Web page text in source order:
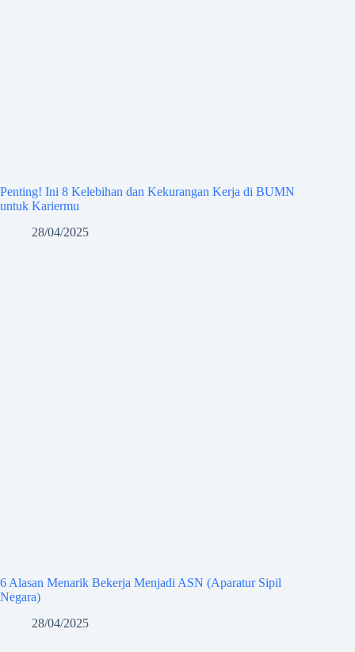
Penting! Ini 8 Kelebihan dan Kekurangan Kerja di BUMN
untuk Kariermu
28/04/2025
6 Alasan Menarik Bekerja Menjadi ASN (Aparatur Sipil
Negara)
28/04/2025